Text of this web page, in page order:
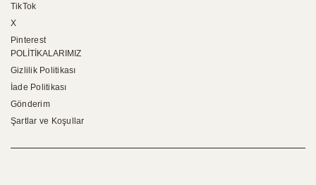
TikTok
X
Pinterest
POLİTİKALARIMIZ
Gizlilik Politikası
İade Politikası
Gönderim
Şartlar ve Koşullar